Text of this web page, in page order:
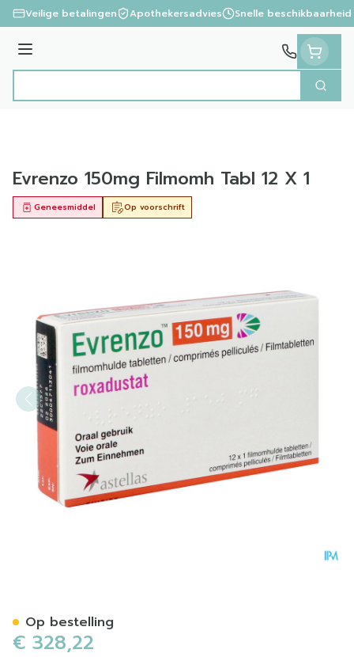
Ga naar de inhoud
Veilige betalingen Apothekersadvies Snelle beschikbaarheid
Menu
Zoek
Evrenzo 150mg Filmomh Tabl 12 X 1
Op voorschrift
Geneesmiddel
€ 328,22
Op bestelling